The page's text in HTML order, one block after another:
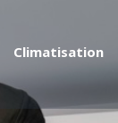
Climatisation